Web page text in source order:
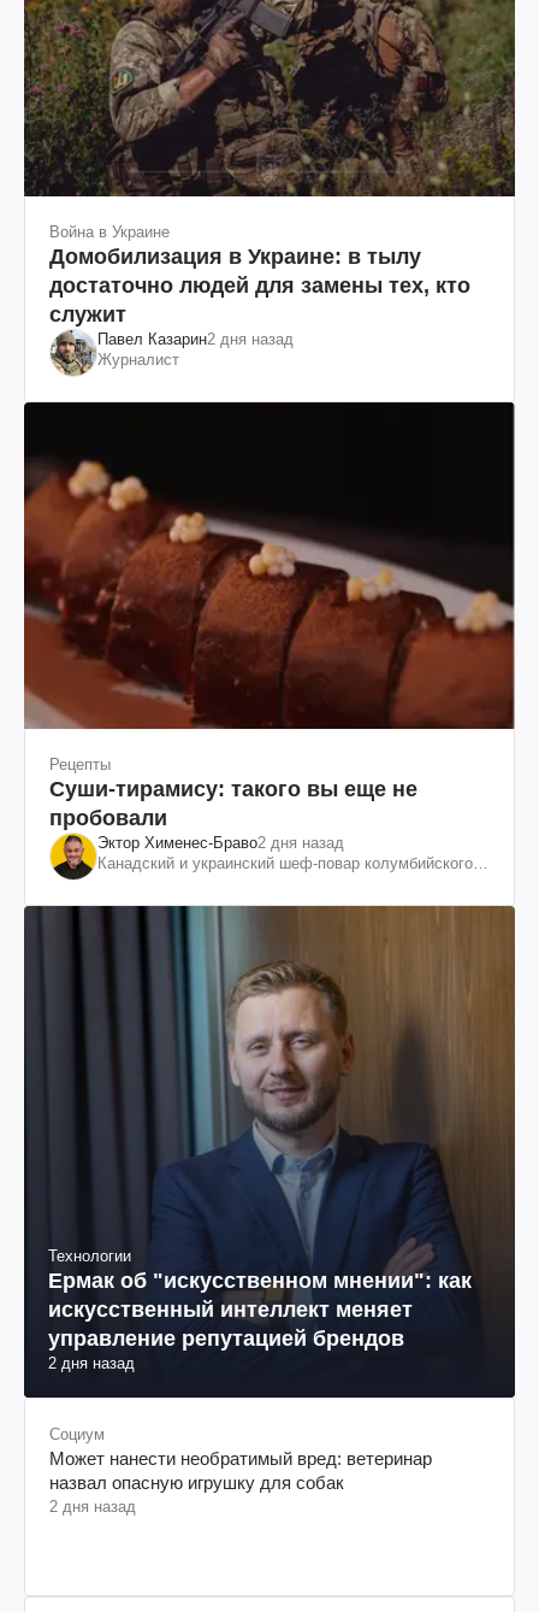
Война в Украине
Домобилизация в Украине: в тылу
достаточно людей для замены тех, кто
служит
Павел Казарин2 дня назад
Журналист
Рецепты
Суши-тирамису: такого вы еще не
пробовали
Эктор Хименес-Браво2 дня назад
Канадский и украинский шеф-повар колумбийского
Технологии
Ермак об "искусственном мнении": как
искусственный интеллект меняет
управление репутацией брендов
2 дня назад
Социум
Может нанести необратимый вред: ветеринар
назвал опасную игрушку для собак
2 дня назад